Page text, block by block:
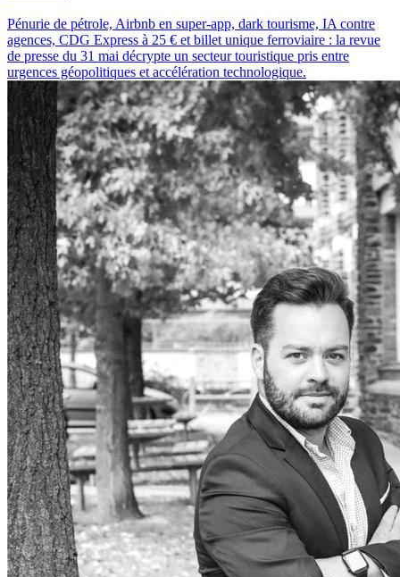
Pénurie de pétrole, Airbnb en super-app, dark tourisme, IA contre
agences, CDG Express à 25 € et billet unique ferroviaire : la revue
de presse du 31 mai décrypte un secteur touristique pris entre
urgences géopolitiques et accélération technologique.